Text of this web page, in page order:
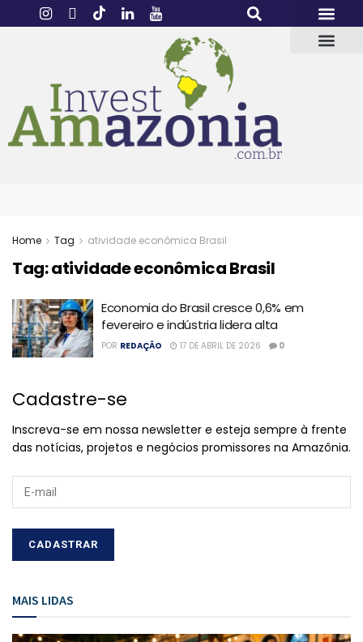
Home Tag atividade econômica Brasil
Tag:atividade econômica Brasil
Economia do Brasil cresce 0,6% em
fevereiro e indústria lidera alta
POR REDAÇÃO 17 DE ABRIL DE 2026 0
Cadastre-se
Inscreva-se em nossa newsletter e esteja sempre à frente
das notícias, projetos e negócios promissores na Amazônia.
MAIS LIDAS